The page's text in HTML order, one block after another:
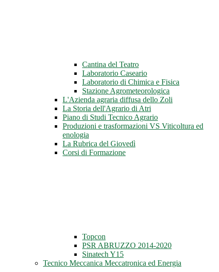
Cantina del Teatro
Laboratorio Caseario
Laboratorio di Chimica e Fisica
Stazione Agrometeorologica
L'Azienda agraria diffusa dello Zoli
La Storia dell'Agrario di Atri
Piano di Studi Tecnico Agrario
Produzioni e trasformazioni VS Viticoltura ed
enologia
La Rubrica del Giovedì
Corsi di Formazione
Topcon
PSR ABRUZZO 2014-2020
Sinatech Y15
Tecnico Meccanica Meccatronica ed Energia